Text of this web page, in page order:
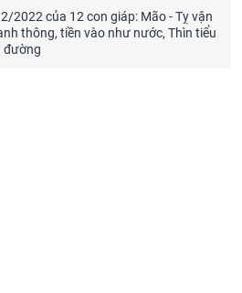
2022 của 12 con giáp: Mão - Tỵ vận
thông, tiền vào như nước, Thìn tiểu
đường